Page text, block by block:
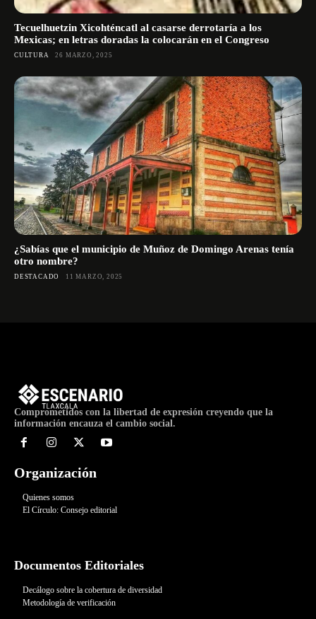
Tecuelhuetzin Xicohténcatl al casarse derrotaría a los
Mexicas; en letras doradas la colocarán en el Congreso
CULTURA 26 MARZO, 2025
¿Sabías que el municipio de Muñoz de Domingo Arenas tenía
otro nombre?
DESTACADO 11 MARZO, 2025
Comprometidos con la libertad de expresión creyendo que la
información encauza el cambio social.
Organización
Quienes somos
El Círculo: Consejo editorial
Documentos Editoriales
Decálogo sobre la cobertura de diversidad
Metodología de verificación